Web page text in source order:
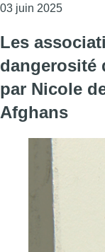
03 juin 2025
Les
dangerosité
par Nicole
Afghans